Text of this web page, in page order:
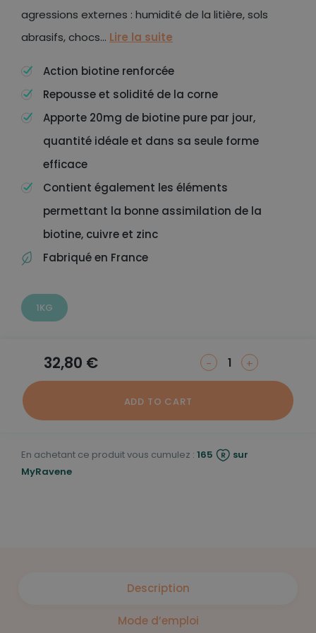
agressions externes : humidité de la litière, sols
abrasifs, chocs... Lire la suite
Action biotine renforcée
Repousse et solidité de la corne
Apporte 20mg de biotine pure par jour,
quantité idéale et dans sa seule forme
efficace
Contient également les éléments
permettant la bonne assimilation de la
biotine, cuivre et zinc
Fabriqué en France
1KG
32,80 € - +
ADD TO CART
En achetant ce produit vous cumulez : 165
sur
MyRavene
Description
Mode d’emploi